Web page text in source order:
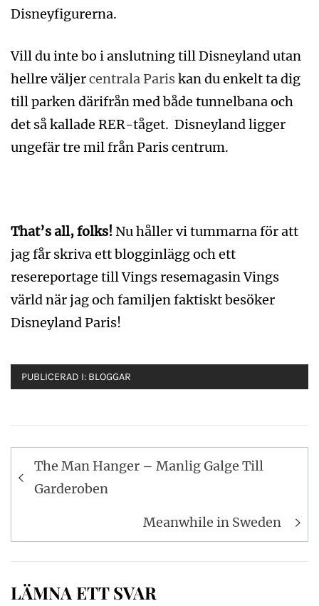
Disneyfigurerna.
Vill du inte bo i anslutning till Disneyland utan
hellre väljercentrala Pariskan du enkelt ta dig
till parken därifrån med både tunnelbana och
det så kallade RER-tåget. Disneyland ligger
ungefär tre mil från Paris centrum.
That’s all, folks!Nu håller vi tummarna för att
jag får skriva ett blogginlägg och ett
resereportage till Vings resemagasin Vings
värld när jag och familjen faktiskt besöker
Disneyland Paris!
PUBLICERAD I: BLOGGAR
Inläggsnavigering
The Man Hanger – Manlig Galge Till
Garderoben
Meanwhile in Sweden
LÄMNA ETT SVAR